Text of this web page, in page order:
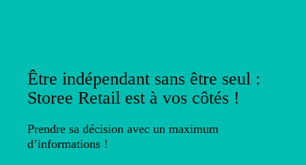
Être indépendant sans être seul :
Storee Retail est à vos côtés !
Prendre sa décision avec un maximum
d’informations !